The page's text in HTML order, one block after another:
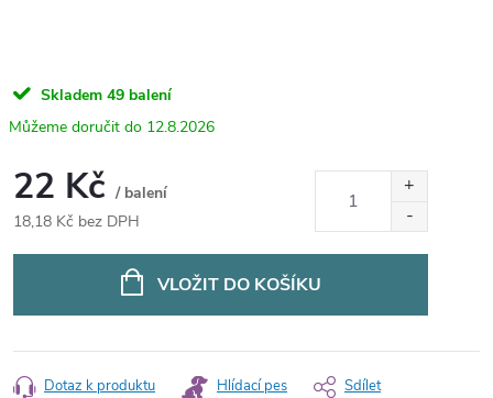
Skladem 49 balení
12.8.2026
22 Kč / balení
18,18 Kč bez DPH
VLOŽIT DO KOŠÍKU
Dotaz k produktu Hlídací pes Sdílet